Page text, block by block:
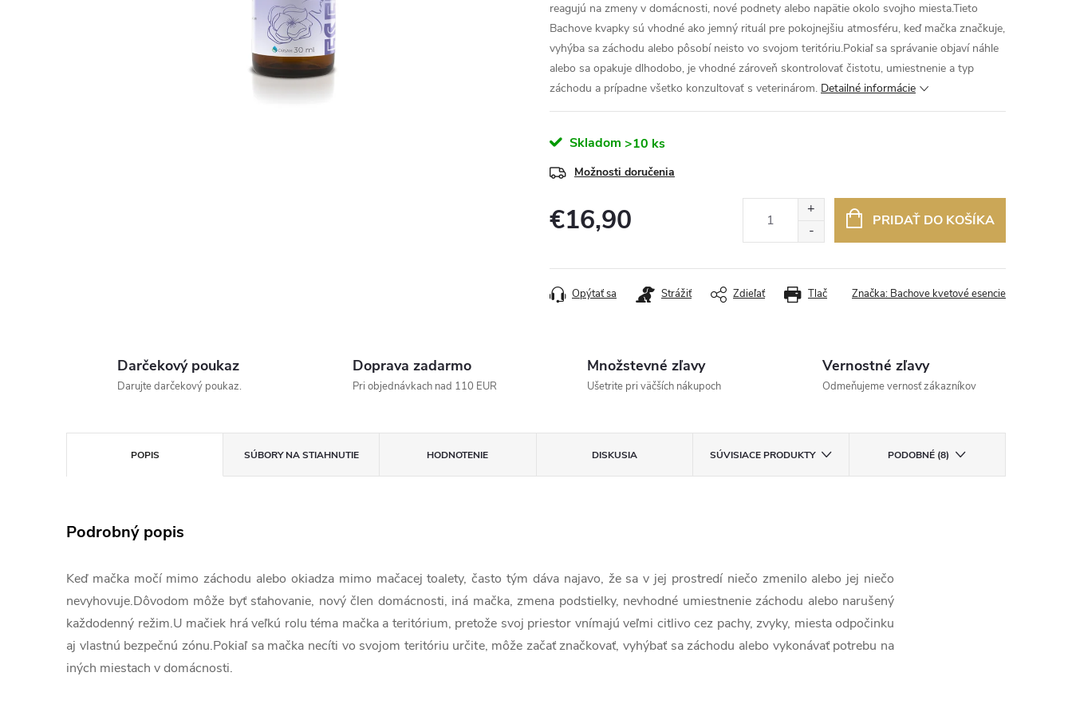
reagujú na zmeny v domácnosti, nové podnety alebo napätie okolo svojho miesta.Tieto
Bachove kvapky sú vhodné ako jemný rituál pre pokojnejšiu atmosféru, keď mačka značkuje,
vyhýba sa záchodu alebo pôsobí neisto vo svojom teritóriu.Pokiaľ sa správanie objaví náhle
alebo sa opakuje dlhodobo, je vhodné zároveň skontrolovať čistotu, umiestnenie a typ
záchodu a prípadne všetko konzultovať s veterinárom. Detailné informácie
Skladom >10 ks
Možnosti doručenia
€16,90 PRIDAŤ DO KOŠÍKA
Tlač
Opýtať sa Strážiť Zdieľať Značka: Bachove kvetové esencie
Darčekový poukaz
Darujte darčekový poukaz.
Doprava zadarmo
Pri objednávkach nad 110 EUR
Množstevné zľavy
Ušetrite pri väčších nákupoch
Vernostné zľavy
Odmeňujeme vernosť zákazníkov
POPIS SÚBORY NA STIAHNUTIE HODNOTENIE DISKUSIA SÚVISIACE PRODUKTY PODOBNÉ (8)
Podrobný popis
Keď mačka močí mimo záchodu alebo okiadza mimo mačacej toalety, často tým dáva najavo, že sa v jej prostredí niečo zmenilo alebo jej niečo
nevyhovuje.Dôvodom môže byť sťahovanie, nový člen domácnosti, iná mačka, zmena podstielky, nevhodné umiestnenie záchodu alebo narušený
každodenný režim.U mačiek hrá veľkú rolu téma mačka a teritórium, pretože svoj priestor vnímajú veľmi citlivo cez pachy, zvyky, miesta odpočinku
aj vlastnú bezpečnú zónu.Pokiaľ sa mačka necíti vo svojom teritóriu určite, môže začať značkovať, vyhýbať sa záchodu alebo vykonávať potrebu na
iných miestach v domácnosti.